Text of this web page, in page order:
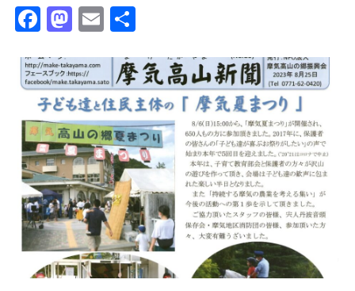
F
a
c
e
b
o
o
k
M
a
st
o
d
o
n
E
m
ai
l